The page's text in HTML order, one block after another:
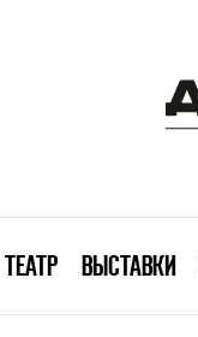
ТЕАТР ВЫСТАВКИ